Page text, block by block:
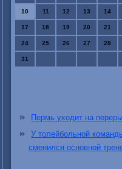
10 11 12 13 14
17 18 19 20 21
24 25 26 27 28
31
Пермь уходит на
У толейбольной
сменился основной